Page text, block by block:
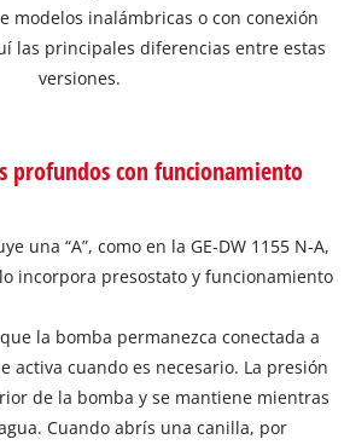
modelos inalámbricas o con conexión
las principales diferencias entre estas
versiones.
profundos con funcionamiento
una “A”, como en la GE-DW 1155 N-A,
incorpora presostato y funcionamiento
la bomba permanezca conectada a
activa cuando es necesario. La presión
de la bomba y se mantiene mientras
Cuando abrís una canilla, por